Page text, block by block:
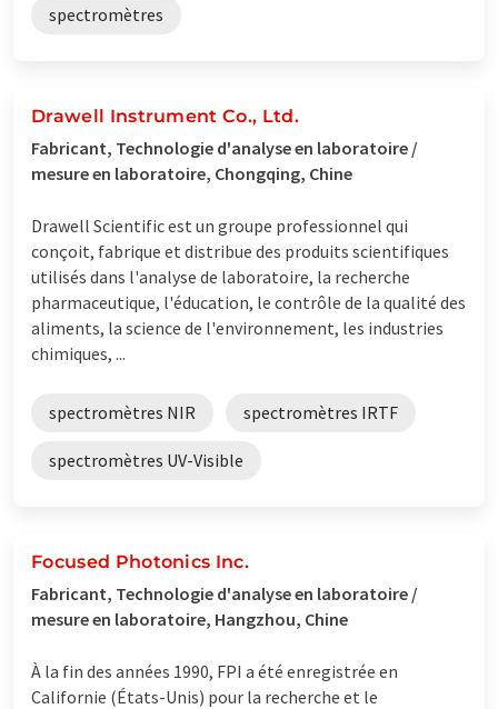
spectromètres
Drawell Instrument Co., Ltd.
Fabricant, Technologie d'analyse en laboratoire /
mesure en laboratoire, Chongqing, Chine
Drawell Scientific est un groupe professionnel qui
conçoit, fabrique et distribue des produits scientifiques
utilisés dans l'analyse de laboratoire, la recherche
pharmaceutique, l'éducation, le contrôle de la qualité des
aliments, la science de l'environnement, les industries
chimiques, ...
spectromètres NIR spectromètres IRTF
spectromètres UV-Visible
Focused Photonics Inc.
Fabricant, Technologie d'analyse en laboratoire /
mesure en laboratoire, Hangzhou, Chine
À la fin des années 1990, FPI a été enregistrée en
Californie (États-Unis) pour la recherche et le